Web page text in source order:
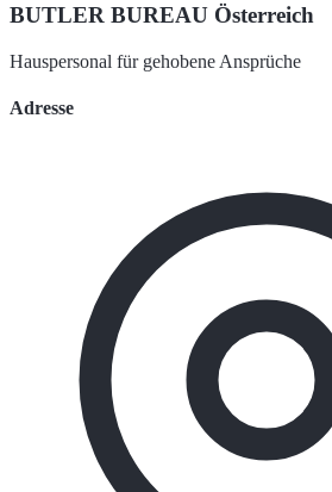
BUTLER BUREAU Österreich
Hauspersonal für gehobene Ansprüche
Adresse